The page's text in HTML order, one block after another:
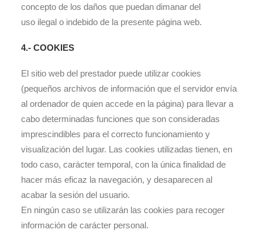
concepto de los daños que puedan dimanar del
uso ilegal o indebido de la presente página web.
4.- COOKIES
El sitio web del prestador puede utilizar cookies
(pequeños archivos de información que el servidor envía
al ordenador de quien accede en la página) para llevar a
cabo determinadas funciones que son consideradas
imprescindibles para el correcto funcionamiento y
visualización del lugar. Las cookies utilizadas tienen, en
todo caso, carácter temporal, con la única finalidad de
hacer más eficaz la navegación, y desaparecen al
acabar la sesión del usuario.
En ningún caso se utilizarán las cookies para recoger
información de carácter personal.